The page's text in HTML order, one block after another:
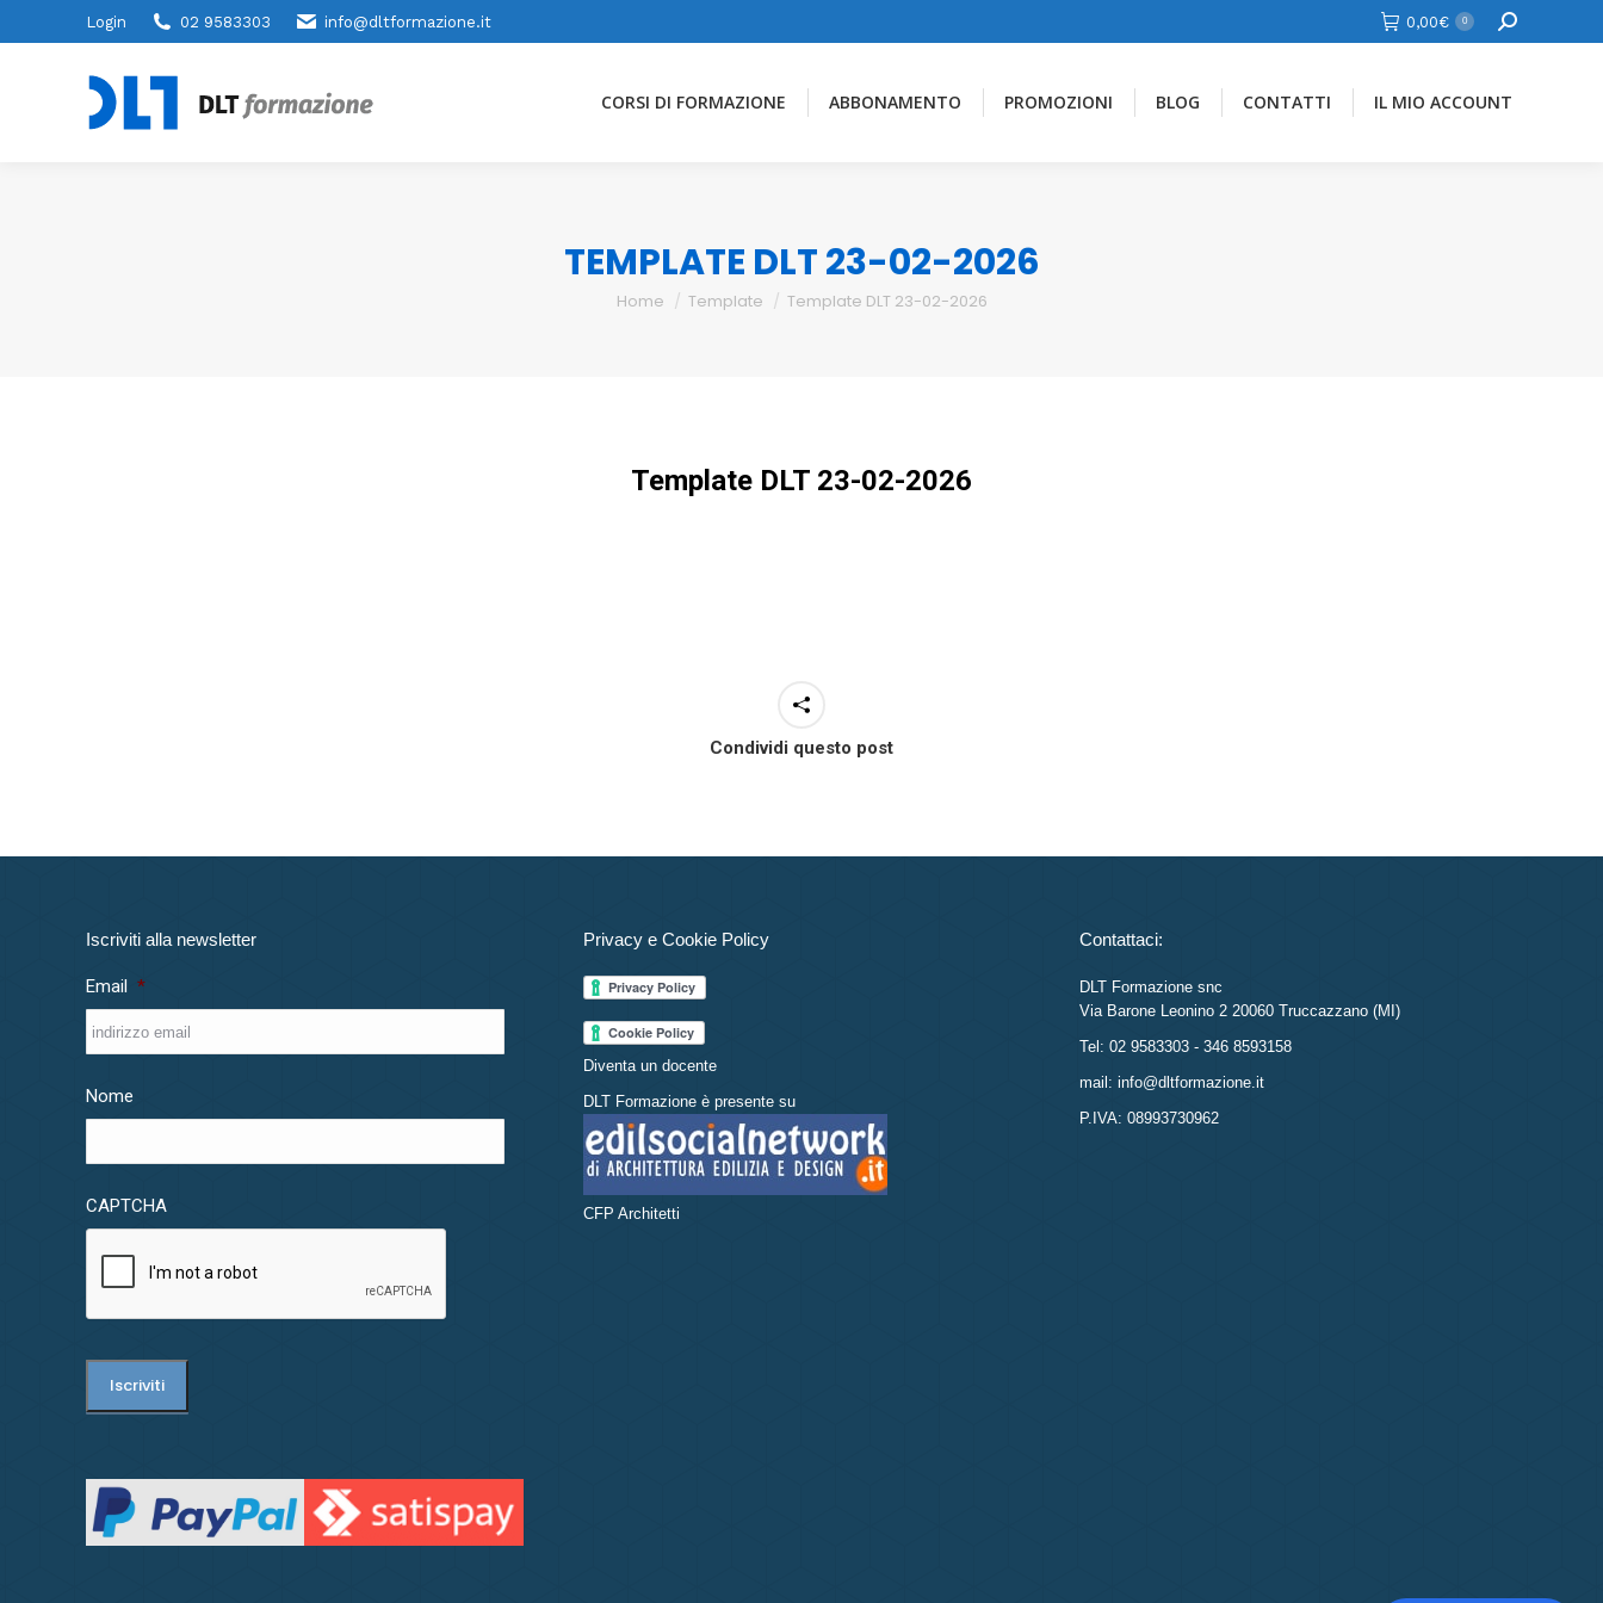
Login 02 9583303 info@dltformazione.it 0,00€ 0 Cerca
CORSI DI FORMAZIONE ABBONAMENTO PROMOZIONI BLOG CONTATTI IL MIO ACCOUNT
TEMPLATE DLT 23-02-2026
You are here:
Home Template Template DLT 23-02-2026
Template DLT 23-02-2026
Condividi questo post
Iscriviti alla newsletter
Email *
Nome
CAPTCHA
Privacy e Cookie Policy
Diventa un docente
DLT Formazione è presente su
CFP Architetti
Contattaci:
DLT Formazione snc
Via Barone Leonino 2 20060 Truccazzano (MI)
Tel: 02 9583303 - 346 8593158
mail: info@dltformazione.it
P.IVA: 08993730962